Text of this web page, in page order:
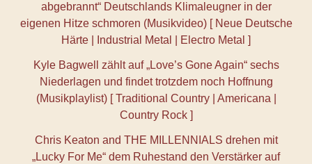
abgebrannt“ Deutschlands Klimaleugner in der
eigenen Hitze schmoren (Musikvideo) [ Neue Deutsche
Härte | Industrial Metal | Electro Metal ]
Kyle Bagwell zählt auf „Love’s Gone Again“ sechs
Niederlagen und findet trotzdem noch Hoffnung
(Musikplaylist) [ Traditional Country | Americana |
Country Rock ]
Chris Keaton and THE MILLENNIALS drehen mit
„Lucky For Me“ dem Ruhestand den Verstärker auf